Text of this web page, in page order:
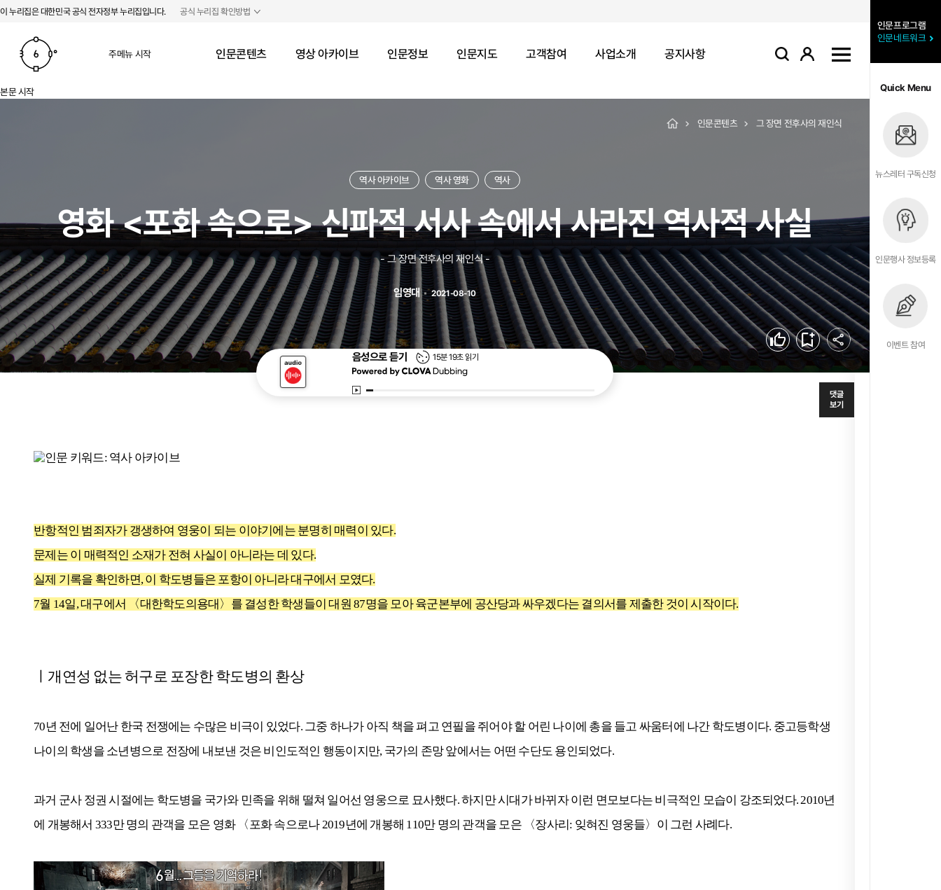
본문 바로가기
주메뉴 바로가기
이 누리집은 대한민국 공식 전자정부 누리집입니다. 공식 누리집 확인방법
주메뉴 시작 인문콘텐츠 영상 아카이브 인문정보 인문지도 고객참여 사업소개 공지사항 검색 로그인 사이트맵
인문프로그램
인문네트워크
Quick Menu
뉴스레터 구독신청
인문행사 정보등록
이벤트 참여
본문 시작
인문콘텐츠 그 장면 전후사의 재인식
역사 아카이브 역사 영화 역사
영화 <포화 속으로> 신파적 서사 속에서 사라진 역사적 사실
- 그 장면 전후사의 재인식 -
임영대 2021-08-10
공유하기
좋아요 북마크
음성으로 듣기 15분 19초 읽기
재생
반항적인 범죄자가 갱생하여 영웅이 되는 이야기에는 분명히 매력이 있다.
문제는 이 매력적인 소재가 전혀 사실이 아니라는 데 있다.
실제 기록을 확인하면, 이 학도병들은 포항이 아니라 대구에서 모였다.
7월 14일, 대구에서 〈대한학도의용대〉를 결성한 학생들이 대원 87명을 모아 육군본부에 공산당과 싸우겠다는 결의서를 제출한 것이 시작이다.
ㅣ개연성 없는 허구로 포장한 학도병의 환상
70년 전에 일어난 한국 전쟁에는 수많은 비극이 있었다. 그중 하나가 아직 책을 펴고 연필을 쥐어야 할 어린 나이에 총을 들고 싸움터에 나간 학도병이다. 중고등학생
나이의 학생을 소년병으로 전장에 내보낸 것은 비인도적인 행동이지만, 국가의 존망 앞에서는 어떤 수단도 용인되었다.
과거 군사 정권 시절에는 학도병을 국가와 민족을 위해 떨쳐 일어선 영웅으로 묘사했다. 하지만 시대가 바뀌자 이런 면모보다는 비극적인 모습이 강조되었다. 2010년
에 개봉해서 333만 명의 관객을 모은 영화 〈포화 속으로나 2019년에 개봉해 110만 명의 관객을 모은 〈장사리: 잊혀진 영웅들〉이 그런 사례다.
댓글
보기